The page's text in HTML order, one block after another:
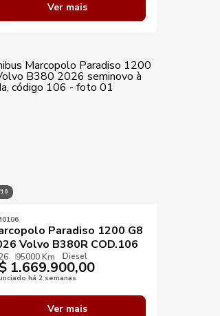
Ver mais
Paradiso 1200 G8
Volvo B380R COD.106
95000 Km Diesel
1.669.900,00
há 2 semanas
Ver mais